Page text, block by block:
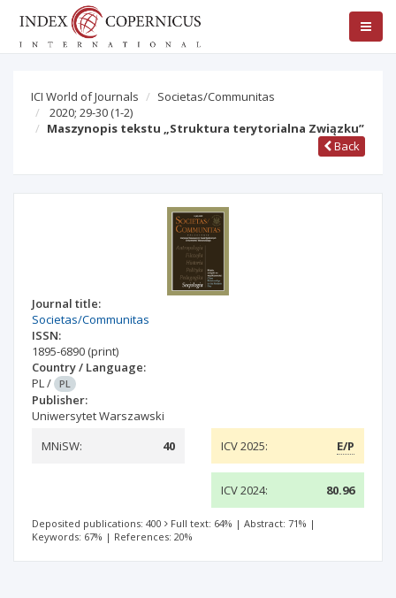
ICI World of Journals
Societas/Communitas
2020; 29-30 (1-2)
Maszynopis tekstu „Struktura terytorialna Związku”
Back
Journal title:
Societas/Communitas
ISSN:
1895-6890 (print)
Country / Language:
PL/ PL
Publisher:
Uniwersytet Warszawski
MNiSW:
40 ICV 2025: E/P
ICV 2024: 80.96
Deposited publications: 400 Full text: 64% | Abstract: 71% |
Keywords: 67% | References: 20%